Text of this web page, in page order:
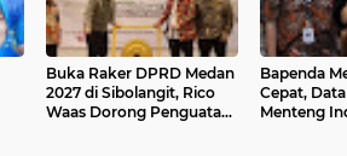
Buka Raker DPRD Medan
2027 di Sibolangit, Rico
Waas Dorong Penguatan
Bapenda
Cepat,
Menteng